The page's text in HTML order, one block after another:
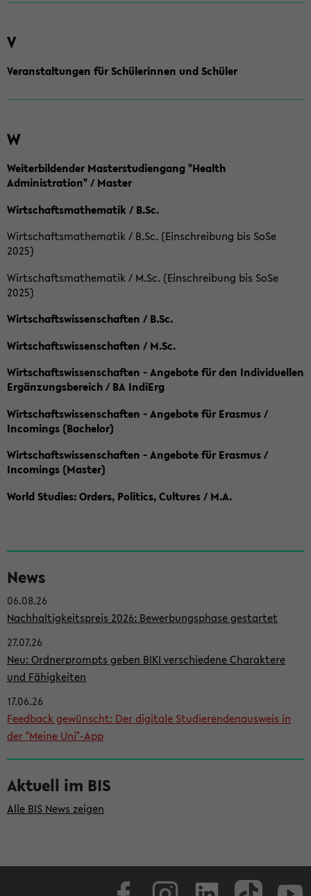
V
Veranstaltungen für Schülerinnen und Schüler
W
Weiterbildender Masterstudiengang "Health
Administration" / Master
Wirtschaftsmathematik / B.Sc.
Wirtschaftsmathematik / B.Sc. (Einschreibung bis SoSe
2025)
Wirtschaftsmathematik / M.Sc. (Einschreibung bis SoSe
2025)
Wirtschaftswissenschaften / B.Sc.
Wirtschaftswissenschaften / M.Sc.
Wirtschaftswissenschaften - Angebote für den Individuellen
Ergänzungsbereich / BA IndiErg
Wirtschaftswissenschaften - Angebote für Erasmus /
Incomings (Bachelor)
Wirtschaftswissenschaften - Angebote für Erasmus /
Incomings (Master)
World Studies: Orders, Politics, Cultures / M.A.
e
i
t
e
n
l
e
i
s
t
e
News
06.08.26
Nachhaltigkeitspreis 2026: Bewerbungsphase gestartet
27.07.26
Neu: Ordnerprompts geben BIKI verschiedene Charaktere
und Fähigkeiten
17.06.26
Feedback gewünscht: Der digitale Studierendenausweis in
der "Meine Uni"-App
Aktuell im BIS
Alle BIS News zeigen